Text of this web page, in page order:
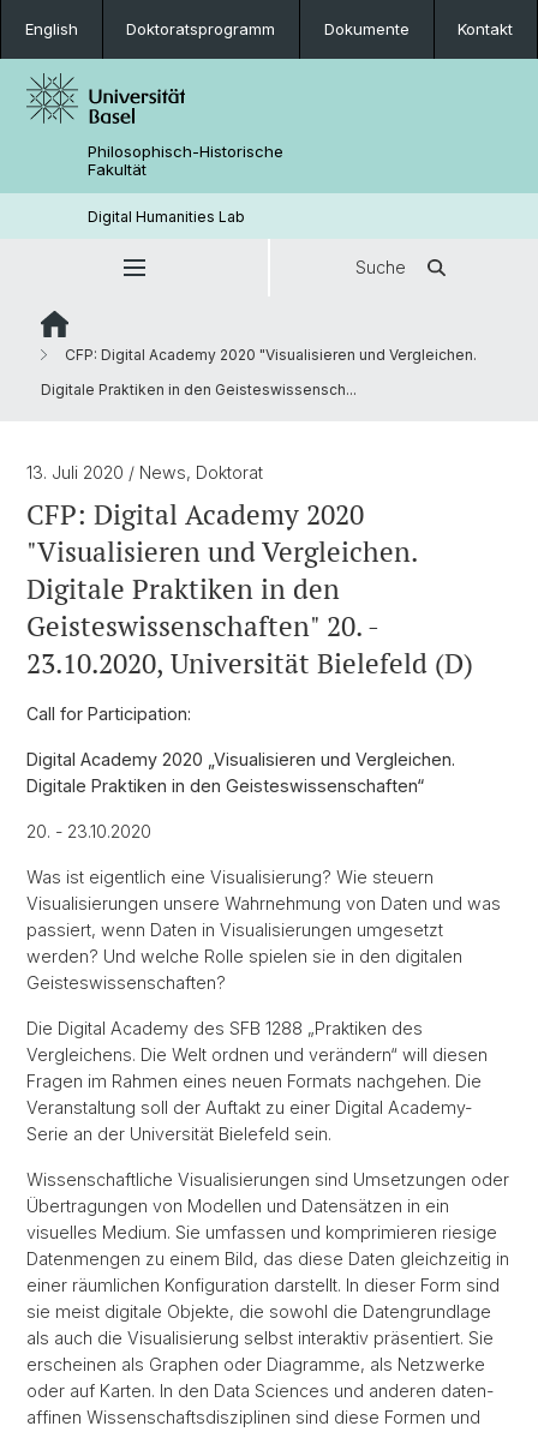
English Doktoratsprogramm Dokumente Kontakt
Philosophisch-Historische
Fakultät
Digital Humanities Lab
Suche
CFP: Digital Academy 2020 "Visualisieren und Vergleichen.
Digitale Praktiken in den Geisteswissensch...
13. Juli 2020 / News, Doktorat
CFP: Digital Academy 2020
"Visualisieren und Vergleichen.
Digitale Praktiken in den
Geisteswissenschaften" 20. -
23.10.2020, Universität Bielefeld (D)
Call for Participation:
Digital Academy 2020 „Visualisieren und Vergleichen.
Digitale Praktiken in den Geisteswissenschaften“
20. - 23.10.2020
Was ist eigentlich eine Visualisierung? Wie steuern
Visualisierungen unsere Wahrnehmung von Daten und was
passiert, wenn Daten in Visualisierungen umgesetzt
werden? Und welche Rolle spielen sie in den digitalen
Geisteswissenschaften?
Die Digital Academy des SFB 1288 „Praktiken des
Vergleichens. Die Welt ordnen und verändern“ will diesen
Fragen im Rahmen eines neuen Formats nachgehen. Die
Veranstaltung soll der Auftakt zu einer Digital Academy-
Serie an der Universität Bielefeld sein.
Wissenschaftliche Visualisierungen sind Umsetzungen oder
Übertragungen von Modellen und Datensätzen in ein
visuelles Medium. Sie umfassen und komprimieren riesige
Datenmengen zu einem Bild, das diese Daten gleichzeitig in
einer räumlichen Konfiguration darstellt. In dieser Form sind
sie meist digitale Objekte, die sowohl die Datengrundlage
als auch die Visualisierung selbst interaktiv präsentiert. Sie
erscheinen als Graphen oder Diagramme, als Netzwerke
oder auf Karten. In den Data Sciences und anderen daten-
affinen Wissenschaftsdisziplinen sind diese Formen und